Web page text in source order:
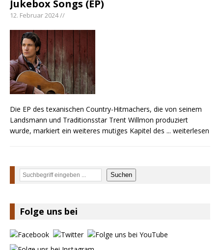
Kacey Musgraves entführt Fans mit neuem
Carly Pearce hinterfragt den ständigen
Vergleich mit anderen
Ella Langley schreibt Musikgeschichte:
„Choosin‘ Texas“ gehört zu den größten Hits
aller Zeiten
Jukebox Songs (EP)
12. Februar 2024 //
Die EP des texanischen Country-Hitmachers, die von seinem
Landsmann und Traditionsstar Trent Willmon produziert
wurde, markiert ein weiteres mutiges Kapitel des ... weiterlesen
Suchen Suchen
Folge uns bei